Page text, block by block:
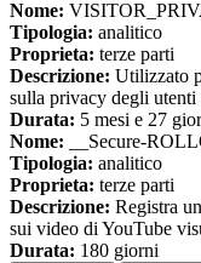
Nome:
Tipologia: analitico
Proprieta: terze parti
Descrizione: Utilizzato
sulla privacy degli
Durata: 5 mesi e 27
Nome: __Secure-
Tipologia: analitico
Proprieta: terze parti
Descrizione: Registra
sui video di YouTube
Durata: 180 giorni